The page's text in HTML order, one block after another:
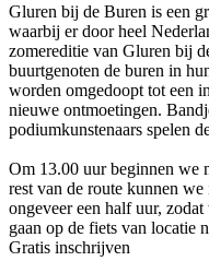
Gluren bij de Buren is een
waarbij er door heel
zomereditie van Gluren bij
buurtgenoten de buren in
worden omgedoopt tot een
nieuwe ontmoetingen.
podiumkunstenaars spelen
Om 13.00 uur beginnen we
rest van de route kunnen
ongeveer een half uur,
gaan op de fiets van locatie
Gratis inschrijven